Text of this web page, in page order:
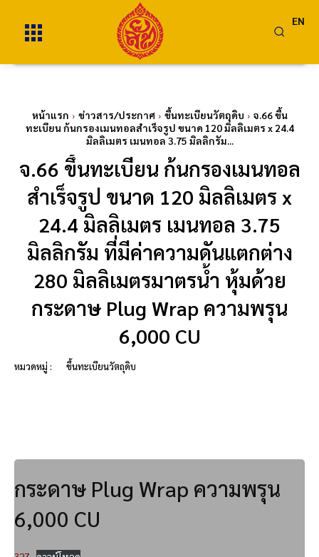
EN
หน้าแรก ข่าวสาร/ประกาศ ขึ้นทะเบียนวัตถุดิบ
จ.66 ขึ้น
ทะเบียน ก้นกรองเมนทอลสำเร็จรูป ขนาด 120 มิลลิเมตร x 24.4
มิลลิเมตร เมนทอล 3.75 มิลลิกรัม...
จ.66 ขึ้นทะเบียน ก้นกรองเมนทอล
สำเร็จรูป ขนาด 120 มิลลิเมตร x
24.4 มิลลิเมตร เมนทอล 3.75
มิลลิกรัม ที่มีค่าความดันแตกต่าง
280 มิลลิเมตรมาตรน้ำ หุ้มด้วย
กระดาษ Plug Wrap ความพรุน
6,000 CU
หมวดหมู่ : ขึ้นทะเบียนวัตถุดิบ
กระดาษ Plug Wrap ความพรุน
6,000 CU